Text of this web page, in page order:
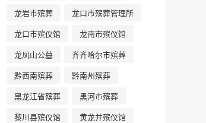
龙岩市殡葬
龙口市殡葬管理所
龙口市殡仪馆
龙南市殡仪馆
龙凤山公墓
齐齐哈尔市殡葬
黔西南殡葬
黔南州殡葬
黑龙江省殡葬
黑河市殡葬
黎川县殡仪馆
黄龙井殡仪馆